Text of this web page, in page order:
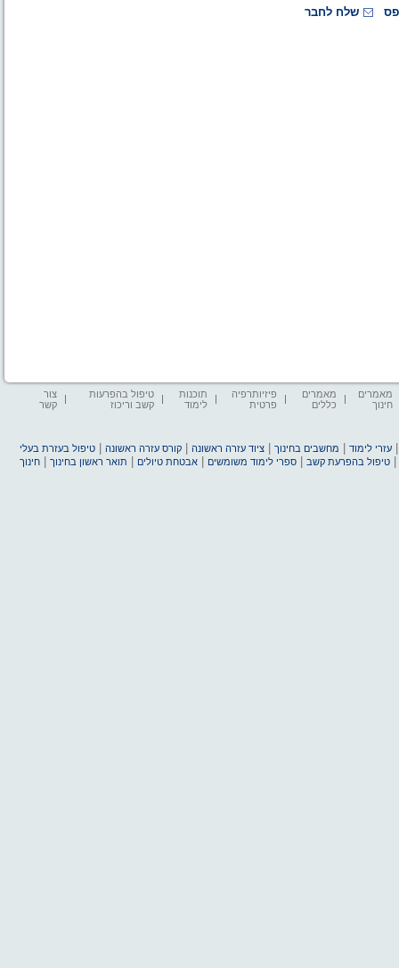
שלח לחבר
מאמרים
חינוך
מאמרים
כללים
פיזיותרפיה
פרטית
תוכנות
לימוד
טיפול בהפרעות
קשב וריכוז
צור
קשר
עזרי לימוד מחשבים בחינוך |ציוד עזרה ראשונה |קורס עזרה ראשונה |טיפול בעזרת בעלי
|טיפול בהפרעת קשב |ספרי לימוד משומשים |אבטחת טיולים תואר ראשון בחינוך |חינוך